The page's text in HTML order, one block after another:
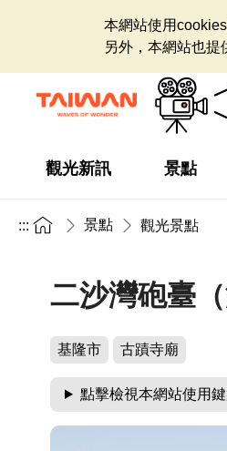
本網站使用
另外，本網站也提
觀光新訊 景點
::: 景點 觀光景點
二沙灣砲臺（
基隆市 古蹟寺廟
點擊檢視本網站使用